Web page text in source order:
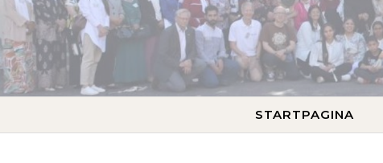
STARTPAGINA